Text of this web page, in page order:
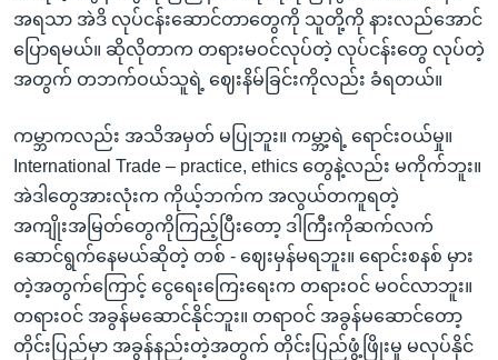
အရသာ အဲဒိ လုပ်ငန်းဆောင်တာတွေကို သူတို့ကို နားလည်အောင်
ပြောရမယ်။ ဆိုလိုတာက တရားမဝင်လုပ်တဲ့ လုပ်ငန်းတွေ လုပ်တဲ့
အတွက် တဘက်ဝယ်သူရဲ့ ဈေးနိမ်ခြင်းကိုလည်း ခံရတယ်။
ကမ္ဘာကလည်း အသိအမှတ် မပြုဘူး။ ကမ္ဘာ့ရဲ့ ရောင်းဝယ်မှု။
International Trade – practice, ethics တွေနဲ့လည်း မကိုက်ဘူး။
အဲဒါတွေအားလုံးက ကိုယ့်ဘက်က အလွယ်တကူရတဲ့
အကျိုးအမြတ်တွေကိုကြည့်ပြီးတော့ ဒါကြီးကိုဆက်လက်
ဆောင်ရွက်နေမယ်ဆိုတဲ့ တစ် - ဈေးမှန်မရဘူး။ ရောင်းစနစ် မှား
တဲ့အတွက်ကြောင့် ငွေရေးကြေးရေးက တရားဝင် မဝင်လာဘူး။
တရားဝင် အခွန်မဆောင်နိုင်ဘူး။ တရာဝင် အခွန်မဆောင်တော့
တိုင်းပြည်မှာ အခွန်နည်းတဲ့အတွက် တိုင်းပြည်ဖွံ့ဖြိုးမှု မလုပ်နိုင်